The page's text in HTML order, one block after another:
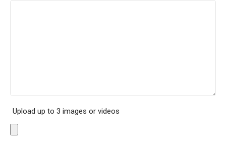
Upload up to 3 images or videos